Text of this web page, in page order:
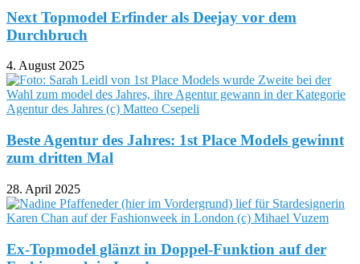
Next Topmodel Erfinder als Deejay vor dem
Durchbruch
4. August 2025
Beste Agentur des Jahres: 1st Place Models gewinnt
zum dritten Mal
28. April 2025
Ex-Topmodel glänzt in Doppel-Funktion auf der